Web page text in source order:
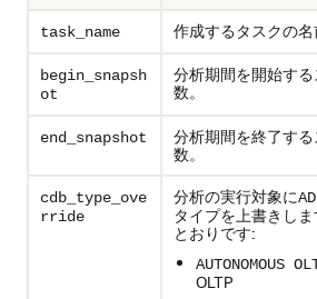
task_name 作成するタスクの名
begin_snapsh
ot
分析期間を開始す
数。
end_snapshot
分析期間を終了す
数。
cdb_type_ove
rride
分析の実行対象に
タイプを上書きし
とおりです:
AUTONOMOUS
OLTP